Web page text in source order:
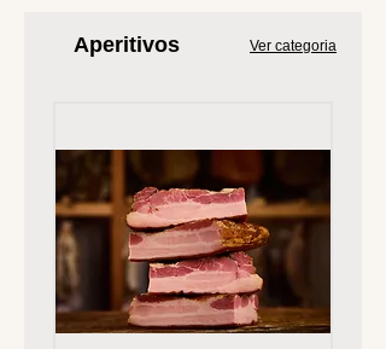
Aperitivos Ver categoria